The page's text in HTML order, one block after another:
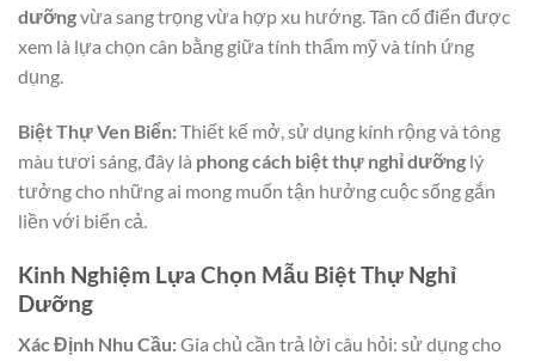
dưỡngvừa sang trọng vừa hợp xu hướng. Tân cổ điển được
xem là lựa chọn cân bằng giữa tính thẩm mỹ và tính ứng
dụng.
Biệt Thự Ven Biển:Thiết kế mở, sử dụng kính rộng và tông
màu tươi sáng, đây là phong cách biệt thự nghỉ dưỡng lý
tưởng cho những ai mong muốn tận hưởng cuộc sống gắn
liền với biển cả.
Kinh Nghiệm Lựa Chọn Mẫu Biệt Thự Nghỉ
Dưỡng
Xác Định Nhu Cầu:Gia chủ cần trả lời câu hỏi: sử dụng cho